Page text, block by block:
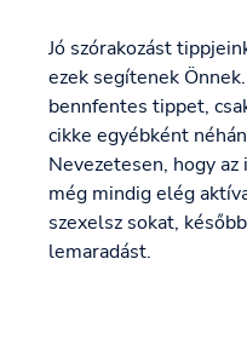
Jó szórakozást
ezek segítenek
bennfentes tippet,
cikke egyébként
Nevezetesen, hogy
még mindig elég
szexelsz sokat,
lemaradást.